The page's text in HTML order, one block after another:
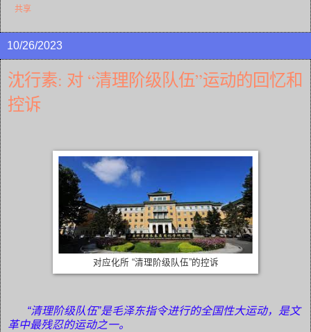
共享
10/26/2023
沈行素: 对 “清理阶级队伍”运动的回忆和
控诉
对应化所 “清理阶级队伍”的控诉
“清理阶级队伍”是毛泽东指令进行的全国性大运动，是文
革中最残忍的运动之一。